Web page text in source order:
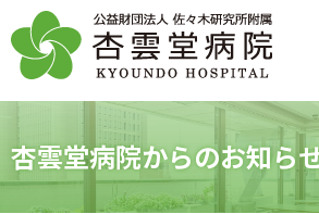
杏雲堂病院からのお知ら